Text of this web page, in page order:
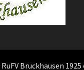
RuFV Bruckhausen 1925